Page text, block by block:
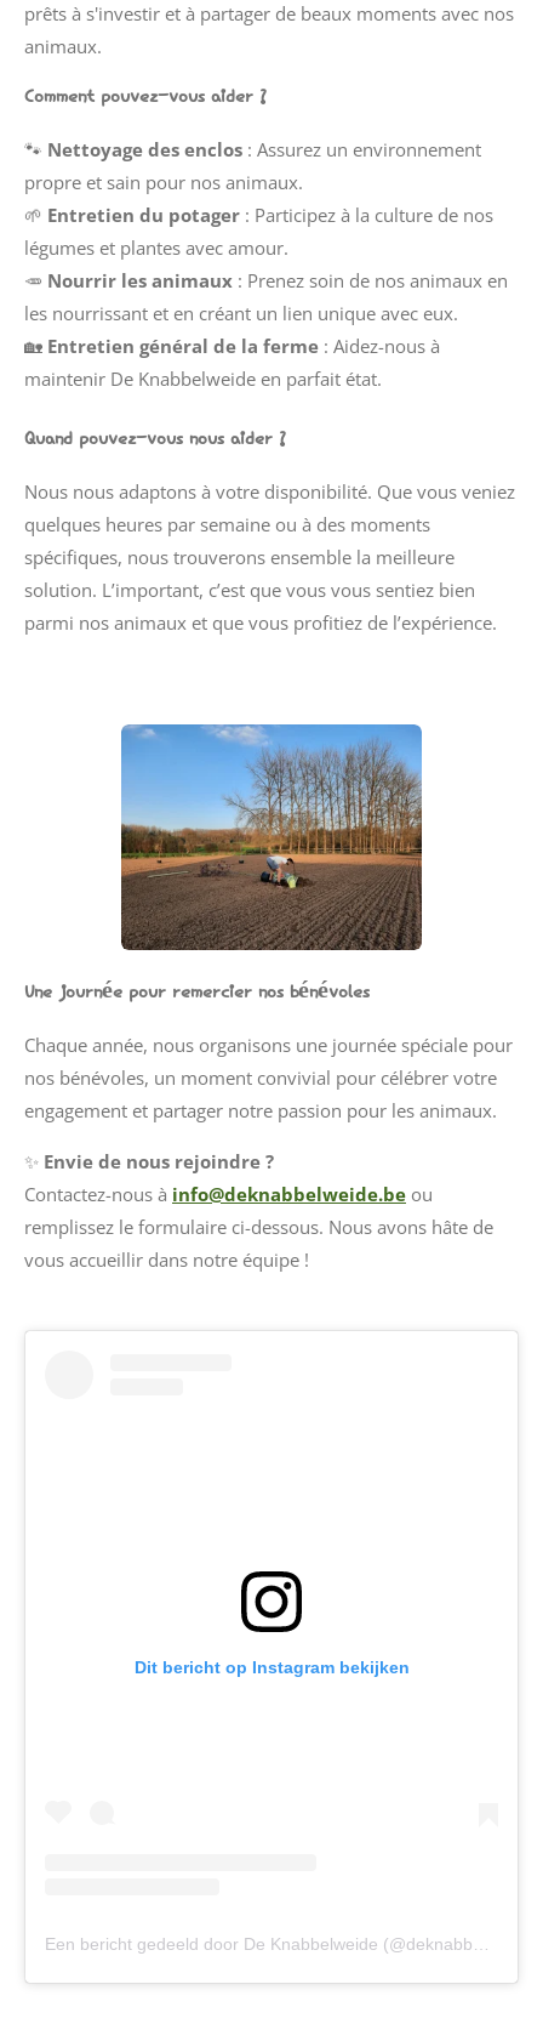
prêts à s'investir et à partager de beaux moments avec nos
animaux.
Comment pouvez-vous aider ?
🐾 Nettoyage des enclos : Assurez un environnement
propre et sain pour nos animaux.
🌱 Entretien du potager : Participez à la culture de nos
légumes et plantes avec amour.
🥕 Nourrir les animaux : Prenez soin de nos animaux en
les nourrissant et en créant un lien unique avec eux.
🏡 Entretien général de la ferme : Aidez-nous à
maintenir De Knabbelweide en parfait état.
Quand pouvez-vous nous aider ?
Nous nous adaptons à votre disponibilité. Que vous veniez
quelques heures par semaine ou à des moments
spécifiques, nous trouverons ensemble la meilleure
solution. L’important, c’est que vous vous sentiez bien
parmi nos animaux et que vous profitiez de l’expérience.
Une journée pour remercier nos bénévoles
Chaque année, nous organisons une journée spéciale pour
nos bénévoles, un moment convivial pour célébrer votre
engagement et partager notre passion pour les animaux.
✨ Envie de nous rejoindre ?
Contactez-nous à info@deknabbelweide.be ou
remplissez le formulaire ci-dessous. Nous avons hâte de
vous accueillir dans notre équipe !
Dit bericht op Instagram bekijken
Een bericht gedeeld door De Knabbelweide (@deknabbelweide)